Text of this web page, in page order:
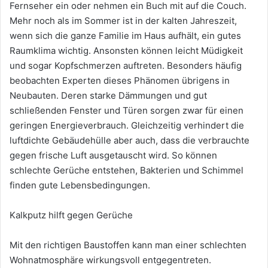
Fernseher ein oder nehmen ein Buch mit auf die Couch.
Mehr noch als im Sommer ist in der kalten Jahreszeit,
wenn sich die ganze Familie im Haus aufhält, ein gutes
Raumklima wichtig. Ansonsten können leicht Müdigkeit
und sogar Kopfschmerzen auftreten. Besonders häufig
beobachten Experten dieses Phänomen übrigens in
Neubauten. Deren starke Dämmungen und gut
schließenden Fenster und Türen sorgen zwar für einen
geringen Energieverbrauch. Gleichzeitig verhindert die
luftdichte Gebäudehülle aber auch, dass die verbrauchte
gegen frische Luft ausgetauscht wird. So können
schlechte Gerüche entstehen, Bakterien und Schimmel
finden gute Lebensbedingungen.
Kalkputz hilft gegen Gerüche
Mit den richtigen Baustoffen kann man einer schlechten
Wohnatmosphäre wirkungsvoll entgegentreten.